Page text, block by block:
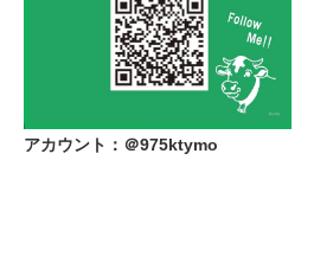
アカウント：＠975ktymo